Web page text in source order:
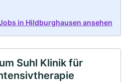
in Hildburghausen ansehen
Suhl Klinik für